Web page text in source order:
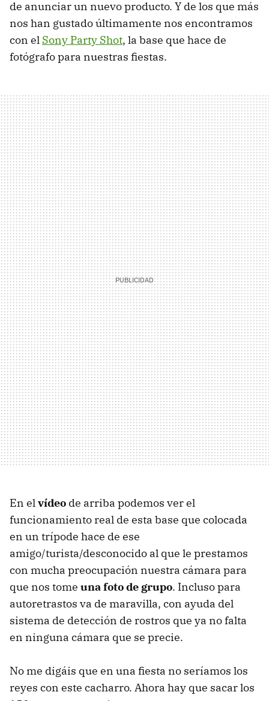
de anunciar un nuevo producto. Y de los que más
nos han gustado últimamente nos encontramos
con el Sony Party Shot, la base que hace de
fotógrafo para nuestras fiestas.
En elvídeo de arriba podemos ver el
funcionamiento real de esta base que colocada
en un trípode hace de ese
amigo/turista/desconocido al que le prestamos
con mucha preocupación nuestra cámara para
que nos tome una foto de grupo. Incluso para
autoretrastos va de maravilla, con ayuda del
sistema de detección de rostros que ya no falta
en ninguna cámara que se precie.
No me digáis que en una fiesta no seríamos los
reyes con este cacharro. Ahora hay que sacar los